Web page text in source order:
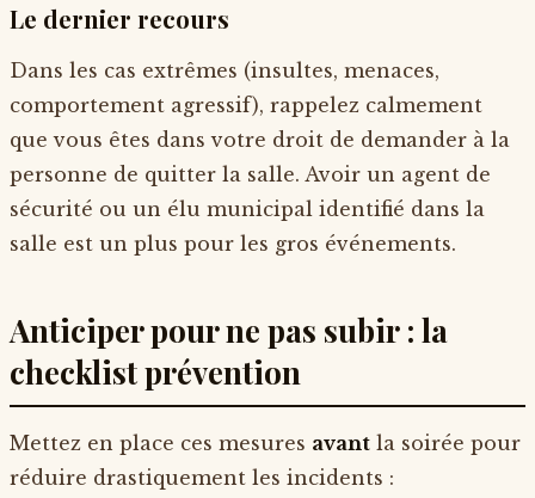
Le dernier recours
Dans les cas extrêmes (insultes, menaces,
comportement agressif), rappelez calmement
que vous êtes dans votre droit de demander à la
personne de quitter la salle. Avoir un agent de
sécurité ou un élu municipal identifié dans la
salle est un plus pour les gros événements.
Anticiper pour ne pas subir : la
checklist prévention
Mettez en place ces mesures avant la soirée pour
réduire drastiquement les incidents :